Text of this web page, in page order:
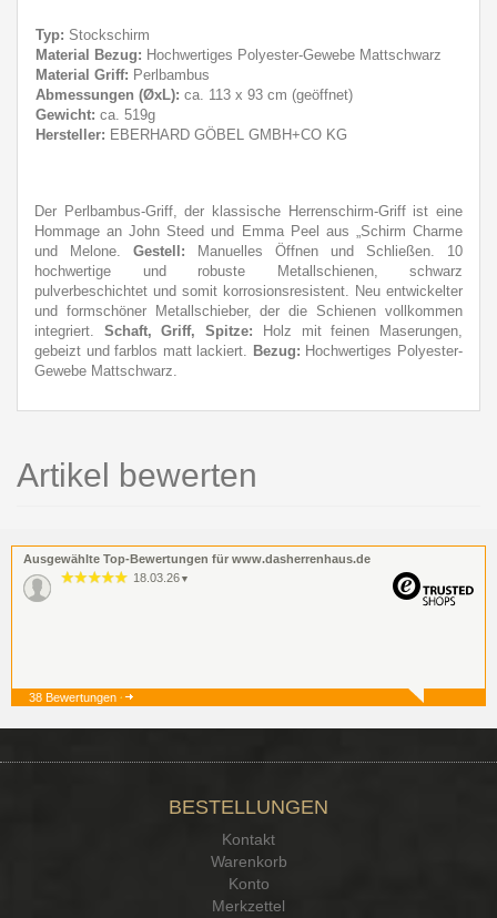
Typ: Stockschirm
Material Bezug: Hochwertiges Polyester-Gewebe Mattschwarz
Material Griff: Perlbambus
Abmessungen (ØxL): ca. 113 x 93 cm (geöffnet)
Gewicht: ca. 519g
Hersteller: EBERHARD GÖBEL GMBH+CO KG
Der Perlbambus-Griff, der klassische Herrenschirm-Griff ist eine
Hommage an John Steed und Emma Peel aus „Schirm Charme
und Melone. Gestell: Manuelles Öffnen und Schließen. 10
hochwertige und robuste Metallschienen, schwarz
pulverbeschichtet und somit korrosionsresistent. Neu entwickelter
und formschöner Metallschieber, der die Schienen vollkommen
integriert. Schaft, Griff, Spitze: Holz mit feinen Maserungen,
gebeizt und farblos matt lackiert. Bezug: Hochwertiges Polyester-
Gewebe Mattschwarz.
Artikel bewerten
Ausgewählte Top-Bewertungen für www.dasherrenhaus.de
18.03.26 ▼
▼
38 Bewertungen
BESTELLUNGEN
Kontakt
Warenkorb
Konto
Merkzettel